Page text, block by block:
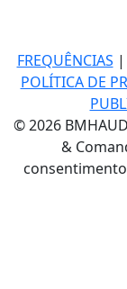
FREQUÊNCIAS |
POLÍTICA DE
© 2026
&